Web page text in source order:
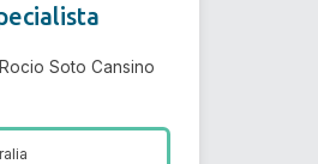
Soto Cansino